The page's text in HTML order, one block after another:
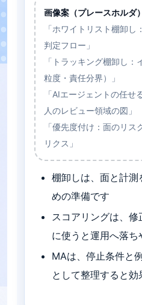
画像案（プレースホルダ
「ホワイトリスト棚卸
判定フロー」
「トラッキング棚卸し：
粒度・責任分界）」
「AIエージェントの任せ
人のレビュー領域の図」
「優先度付け：面のリス
リクス」
棚卸しは、面と計測
めの準備です
スコアリングは、
に使うと運用へ落ち
MAは、停止条件と
として整理すると効